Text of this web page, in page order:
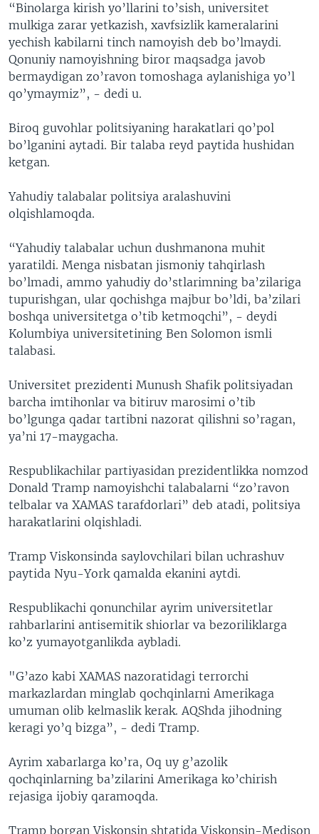
“Binolarga kirish yo’llarini to’sish, universitet
mulkiga zarar yetkazish, xavfsizlik kameralarini
yechish kabilarni tinch namoyish deb bo’lmaydi.
Qonuniy namoyishning biror maqsadga javob
bermaydigan zo’ravon tomoshaga aylanishiga yo’l
qo’ymaymiz”, - dedi u.
Biroq guvohlar politsiyaning harakatlari qo’pol
bo’lganini aytadi. Bir talaba reyd paytida hushidan
ketgan.
Yahudiy talabalar politsiya aralashuvini
olqishlamoqda.
“Yahudiy talabalar uchun dushmanona muhit
yaratildi. Menga nisbatan jismoniy tahqirlash
bo’lmadi, ammo yahudiy do’stlarimning ba’zilariga
tupurishgan, ular qochishga majbur bo’ldi, ba’zilari
boshqa universitetga o’tib ketmoqchi”, - deydi
Kolumbiya universitetining Ben Solomon ismli
talabasi.
Universitet prezidenti Munush Shafik politsiyadan
barcha imtihonlar va bitiruv marosimi o’tib
bo’lgunga qadar tartibni nazorat qilishni so’ragan,
ya’ni 17-maygacha.
Respublikachilar partiyasidan prezidentlikka nomzod
Donald Tramp namoyishchi talabalarni “zo’ravon
telbalar va XAMAS tarafdorlari” deb atadi, politsiya
harakatlarini olqishladi.
Tramp Viskonsinda saylovchilari bilan uchrashuv
paytida Nyu-York qamalda ekanini aytdi.
Respublikachi qonunchilar ayrim universitetlar
rahbarlarini antisemitik shiorlar va bezoriliklarga
ko’z yumayotganlikda aybladi.
"G’azo kabi XAMAS nazoratidagi terrorchi
markazlardan minglab qochqinlarni Amerikaga
umuman olib kelmaslik kerak. AQShda jihodning
keragi yo’q bizga”, - dedi Tramp.
Ayrim xabarlarga ko’ra, Oq uy g’azolik
qochqinlarning ba’zilarini Amerikaga ko’chirish
rejasiga ijobiy qaramoqda.
Tramp borgan Viskonsin shtatida Viskonsin-Medison